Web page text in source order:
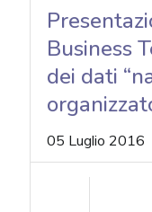
Business
dei dati
05 Luglio 2016